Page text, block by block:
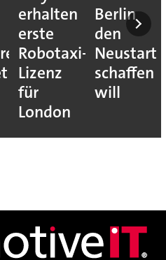
erhalten
erste
Robotaxi-
Lizenz
für
London
Berlin
den
Neustart
schaffen
will